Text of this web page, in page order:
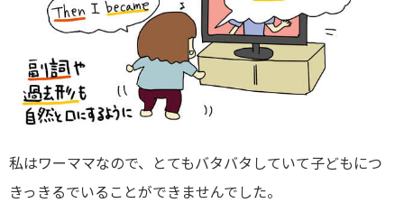
私はワーママなので、とてもバタバタしていて子どもにつ
きっきるでいることができませんでした。